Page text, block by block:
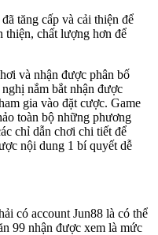
tăng cấp và cải thiện để
thiện, chất lượng hơn để
và nhận được phân bố
nắm bắt nhận được
gia vào đặt cược. Game
toàn bộ những phương
chỉ dẫn chơi chi tiết để
nội dung 1 bí quyết dễ
có account Jun88 là có thể
99 nhận được xem là mức